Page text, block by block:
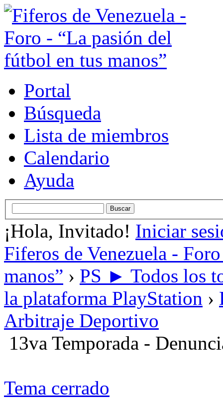
Portal
Búsqueda
Lista de miembros
Calendario
Ayuda
¡Hola, Invitado! Iniciar
Fiferos de Venezuela -
manos” › PS ► Todos los
la plataforma PlayStation ›
Arbitraje Deportivo
13va Temporada -
Tema cerrado